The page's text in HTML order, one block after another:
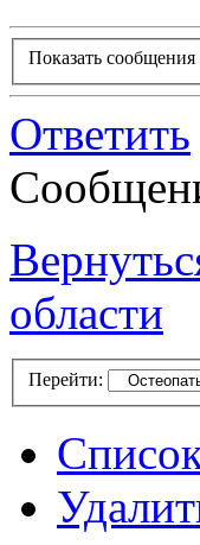
Показать сообщения
Ответить
области
Перейти: